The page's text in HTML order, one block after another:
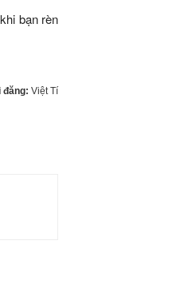
bạn rèn
đăng: Việt Tí